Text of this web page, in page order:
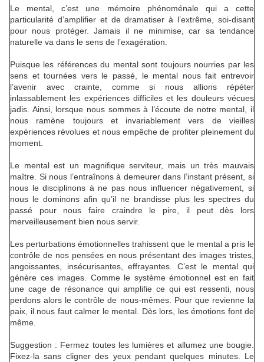
Le mental, c’est une mémoire phénoménale qui a cette
particularité d’amplifier et de dramatiser à l’extrême, soi-disant
pour nous protéger. Jamais il ne minimise, car sa tendance
naturelle va dans le sens de l’exagération.
Puisque les références du mental sont toujours nourries par les
sens et tournées vers le passé, le mental nous fait entrevoir
l’avenir avec crainte, comme si nous allions répéter
inlassablement les expériences difficiles et les douleurs vécues
jadis. Ainsi, lorsque nous sommes à l’écoute de notre mental, il
nous ramène toujours et invariablement vers de vieilles
expériences révolues et nous empêche de profiter pleinement du
moment.
Le mental est un magnifique serviteur, mais un très mauvais
maître. Si nous l’entraînons à demeurer dans l’instant présent, si
nous le disciplinons à ne pas nous influencer négativement, si
nous le dominons afin qu’il ne brandisse plus les spectres du
passé pour nous faire craindre le pire, il peut dès lors
merveilleusement bien nous servir.
Les perturbations émotionnelles trahissent que le mental a pris le
contrôle de nos pensées en nous présentant des images tristes,
angoissantes, insécurisantes, effrayantes. C’est le mental qui
génère ces images. Comme le système émotionnel est en fait
une cage de résonance qui amplifie ce qui est ressenti, nous
perdons alors le contrôle de nous-mêmes. Pour que revienne la
paix, il nous faut calmer le mental. Dès lors, les émotions font de
même.
Suggestion : Fermez toutes les lumières et allumez une bougie.
Fixez-la sans cligner des yeux pendant quelques minutes. Le